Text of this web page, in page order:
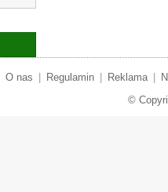
O nas Regulamin Reklama
©